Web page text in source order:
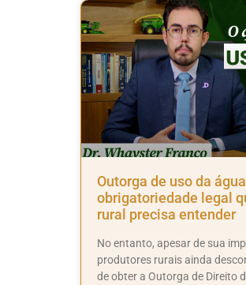
Outorga de uso da
obrigatoriedade legal
rural precisa entender
No entanto, apesar de sua
produtores rurais ainda
de obter a Outorga de Direito